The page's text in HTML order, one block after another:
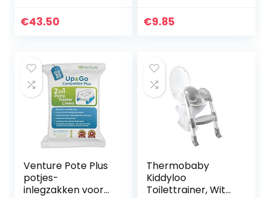
oefentoilet voor
€43.50 €9.85
Venture Pote Plus
potjes-
inlegzakken voor
Thermobaby
Kiddyloo
Toilettrainer, Wit